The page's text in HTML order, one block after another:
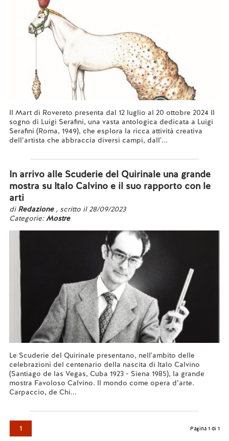
Il Mart di Rovereto presenta dal 12 luglio al 20 ottobre 2024 Il
sogno di Luigi Serafini, una vasta antologica dedicata a Luigi
Serafini (Roma, 1949), che esplora la ricca attività creativa
dell’artista che abbraccia diversi campi, dall'...
In arrivo alle Scuderie del Quirinale una grande
mostra su Italo Calvino e il suo rapporto con le
arti
di Redazione , scritto il 28/09/2023
Categorie:Mostre
Le Scuderie del Quirinale presentano, nell'ambito delle
celebrazioni del centenario della nascita di Italo Calvino
(Santiago de las Vegas, Cuba 1923 - Siena 1985), la grande
mostra Favoloso Calvino. Il mondo come opera d’arte.
Carpaccio, de Chi...
1 Pagina 1 di 1